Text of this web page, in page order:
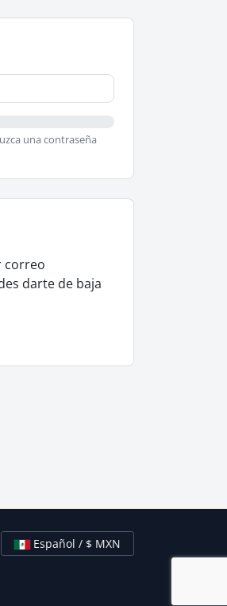
una contraseña
correo
darte de baja
Español / $ MXN